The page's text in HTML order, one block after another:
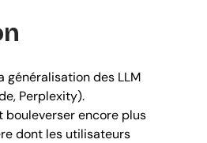
généralisation des LLM
Perplexity).
bouleverser encore plus
dont les utilisateurs